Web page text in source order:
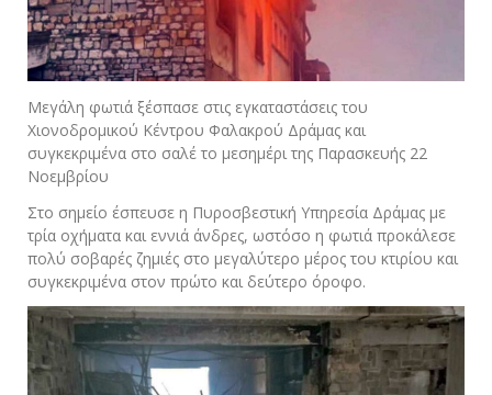
Μεγάλη φωτιά ξέσπασε στις εγκαταστάσεις του
Χιονοδρομικού Κέντρου Φαλακρού Δράμας και
συγκεκριμένα στο σαλέ το μεσημέρι της Παρασκευής 22
Νοεμβρίου
Στο σημείο έσπευσε η Πυροσβεστική Υπηρεσία Δράμας με
τρία οχήματα και εννιά άνδρες, ωστόσο η φωτιά προκάλεσε
πολύ σοβαρές ζημιές στο μεγαλύτερο μέρος του κτιρίου και
συγκεκριμένα στον πρώτο και δεύτερο όροφο.